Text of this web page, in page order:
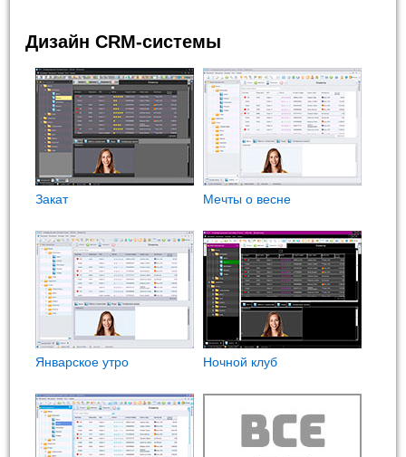
Дизайн CRM-системы
Закат Мечты о весне
Январское утро Ночной клуб